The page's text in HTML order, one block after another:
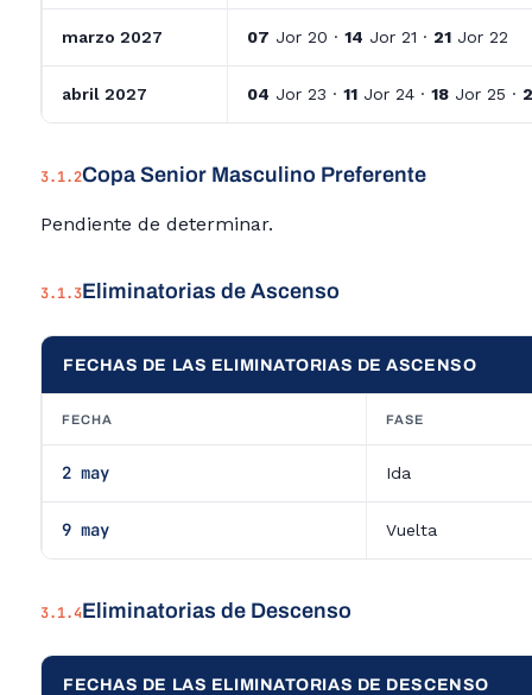
marzo 2027 07 Jor 20 · 14 Jor 21 · 21 Jor 22
abril 2027 04 Jor 23 · 11 Jor 24 · 18 Jor 25 ·
3.1.2Copa Senior Masculino Preferente
Pendiente de determinar.
3.1.3Eliminatorias de Ascenso
FECHAS DE LAS ELIMINATORIAS DE ASCENSO
FECHA FASE
2 may Ida
9 may Vuelta
3.1.4Eliminatorias de Descenso
FECHAS DE LAS ELIMINATORIAS DE DESCENSO